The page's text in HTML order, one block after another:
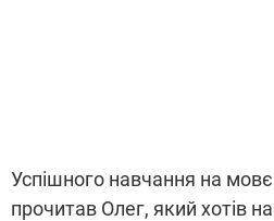
Успішного навчання на мовє
прочитав Олег, який хотів